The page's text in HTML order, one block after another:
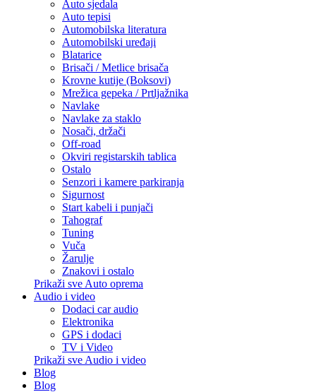
Auto sjedala
Auto tepisi
Automobilska literatura
Automobilski uređaji
Blatarice
Brisači / Metlice brisača
Krovne kutije (Boksovi)
Mrežica gepeka / Prtljažnika
Navlake
Navlake za staklo
Nosači, držači
Off-road
Okviri registarskih tablica
Ostalo
Senzori i kamere parkiranja
Sigurnost
Start kabeli i punjači
Tahograf
Tuning
Vuča
Žarulje
Znakovi i ostalo
Prikaži sve Auto oprema
Audio i video
Dodaci car audio
Elektronika
GPS i dodaci
TV i Video
Prikaži sve Audio i video
Blog
Blog